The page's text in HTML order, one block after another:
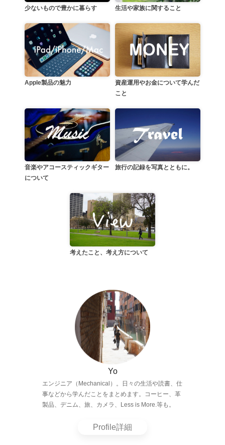
少ないもので豊かに暮らす 生活や家族に関すること
Apple製品の魅力
資産運用やお金について学んだ
こと
音楽やアコースティックギター
について
旅行の記録を写真とともに。
考えたこと、考え方について
Yo
エンジニア（Mechanical）。日々の生活や読書、仕
事などから学んだことをまとめます。コーヒー、革
製品、デニム、旅、カメラ、Less is More.等も。
Profile詳細